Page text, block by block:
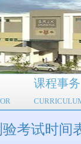
课程事务
考试时间